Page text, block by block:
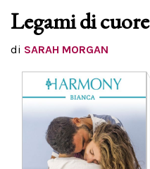
EBOOK
Legami di cuore
di SARAH MORGAN